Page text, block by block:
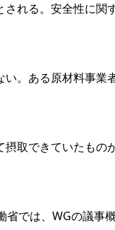
れる。安全性に関
。ある原材料事業
取できていたもの
では、WGの議事